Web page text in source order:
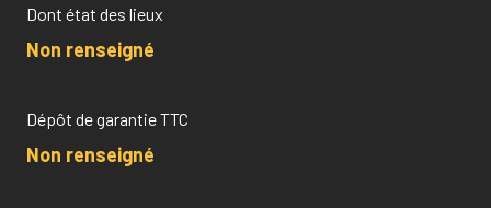
Dont état des lieux
Non renseigné
Dépôt de garantie TTC
Non renseigné